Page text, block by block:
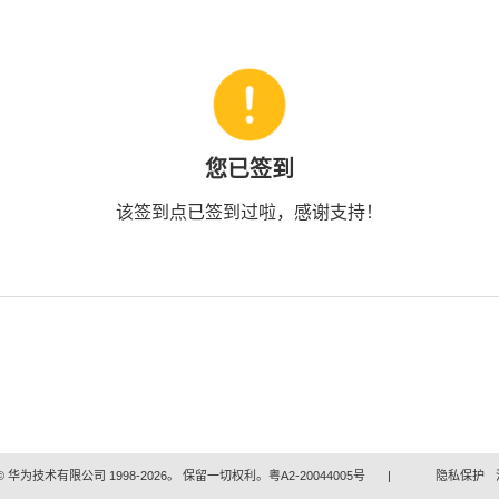
您已签到
该签到点已签到过啦，感谢支持！
华为技术有限公司 1998-2026。 保留一切权利。粤A2-20044005号 | 隐私保护